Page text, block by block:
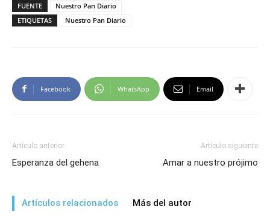
FUENTE
Nuestro Pan Diario
ETIQUETAS
Nuestro Pan Diario
Facebook WhatsApp Email
Artículo anterior
Esperanza del gehena
Artículo siguiente
Amar a nuestro prójimo
Artículos relacionados Más del autor